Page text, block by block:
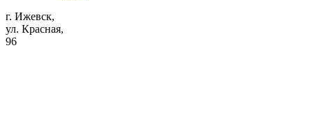
г. Ижевск,
ул. Красная,
96